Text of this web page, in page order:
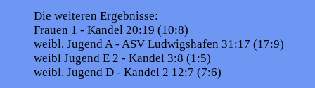
Die weiteren Ergebnisse:
Frauen 1 - Kandel 20:19 (10:8)
weibl. Jugend A - ASV Ludwigshafen 31:17 (17:9)
weibl Jugend E 2 - Kandel 3:8 (1:5)
weibl. Jugend D - Kandel 2 12:7 (7:6)